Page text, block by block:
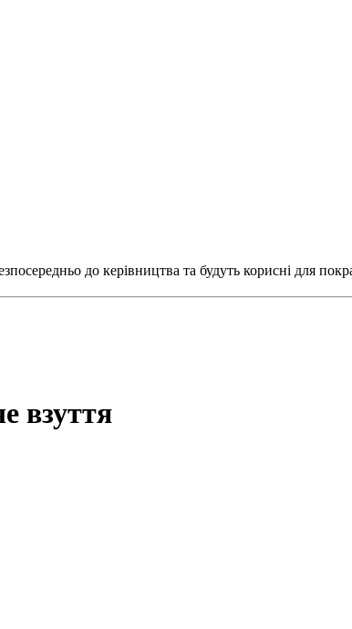
до керівництва та будуть корисні для
взуття